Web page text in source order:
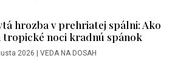
hrozba v prehriatej spálni: Ako
tropické noci kradnú spánok
2026 | VEDA NA DOSAH